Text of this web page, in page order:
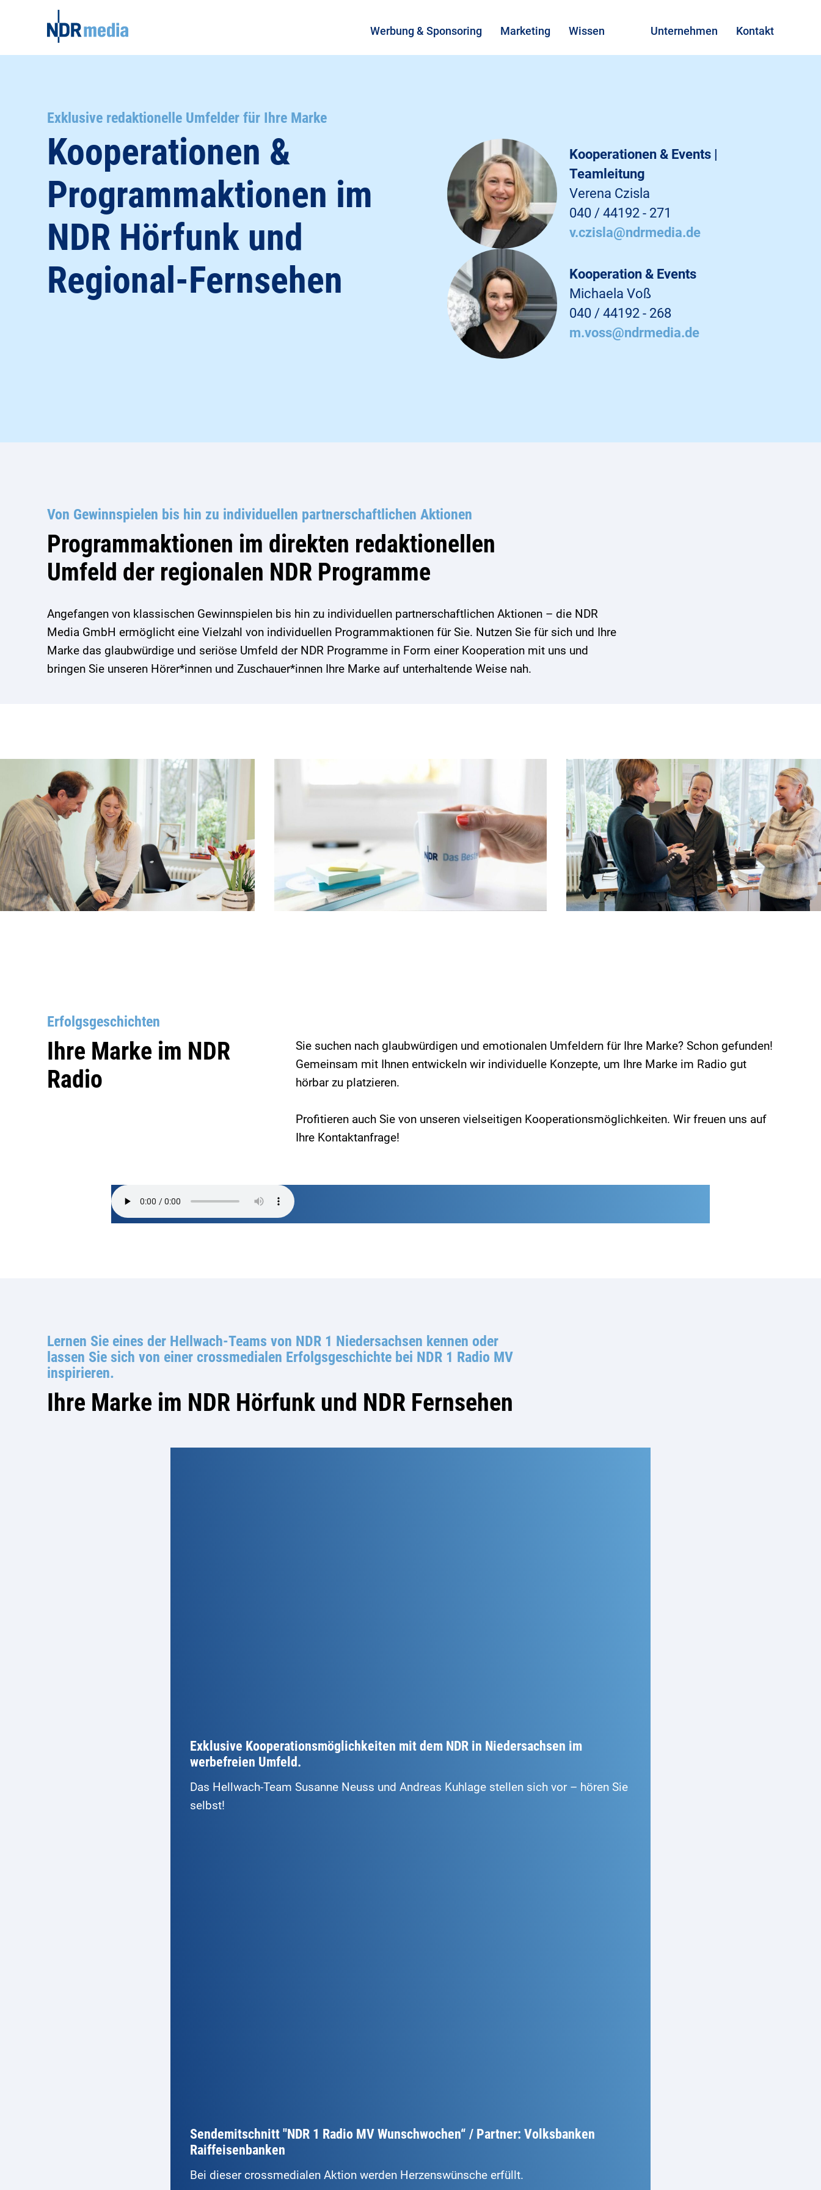
Werbung & Sponsoring Marketing Wissen Unternehmen Kontakt
Exklusive redaktionelle Umfelder für Ihre Marke
Kooperationen &
Programmaktionen ­im
NDR Hörfunk und
Regional-Fernsehen
Kooperationen & Events |
Teamleitung
Verena Czisla
040 / 44192 - 271
v.czisla@ndrmedia.de
Kooperation & Events
Michaela Voß
040 / 44192 - 268
m.voss@ndrmedia.de
Von Gewinnspielen bis hin zu individuellen partnerschaftlichen Aktionen
Programmaktionen im direkten redaktionellen
Umfeld der regionalen NDR Programme
Angefangen von klassischen Gewinnspielen bis hin zu individuellen partnerschaftlichen Aktionen – die NDR
Media GmbH ermöglicht eine Vielzahl von individuellen Programmaktionen für Sie. Nutzen Sie für sich und Ihre
Marke das glaubwürdige und seriöse Umfeld der NDR Programme in Form einer Kooperation mit uns und
bringen Sie unseren Hörer*innen und Zuschauer*innen Ihre Marke auf unterhaltende Weise nah.
Erfolgsgeschichten
Ihre Marke im NDR
Radio
Sie suchen nach glaubwürdigen und emotionalen Umfeldern für Ihre Marke? Schon gefunden!
Gemeinsam mit Ihnen entwickeln wir individuelle Konzepte, um Ihre Marke im Radio gut
hörbar zu platzieren.
Profitieren auch Sie von unseren vielseitigen Kooperationsmöglichkeiten. Wir freuen uns auf
Ihre Kontaktanfrage!
Lernen Sie eines der Hellwach-Teams von NDR 1 Niedersachsen kennen oder
lassen Sie sich von einer crossmedialen Erfolgsgeschichte bei NDR 1 Radio MV
inspirieren.
Ihre Marke im NDR Hörfunk und NDR Fernsehen
Exklusive Kooperationsmöglichkeiten mit dem NDR in Niedersachsen im
werbefreien Umfeld.
Das Hellwach-Team Susanne Neuss und Andreas Kuhlage stellen sich vor – hören Sie
selbst!
Sendemitschnitt "NDR 1 Radio MV Wunschwochen“ / Partner: Volksbanken
Raiffeisenbanken
Bei dieser crossmedialen Aktion werden Herzenswünsche erfüllt.